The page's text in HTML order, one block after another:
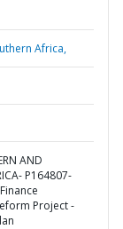
Africa,
AND
P164807-
Project -